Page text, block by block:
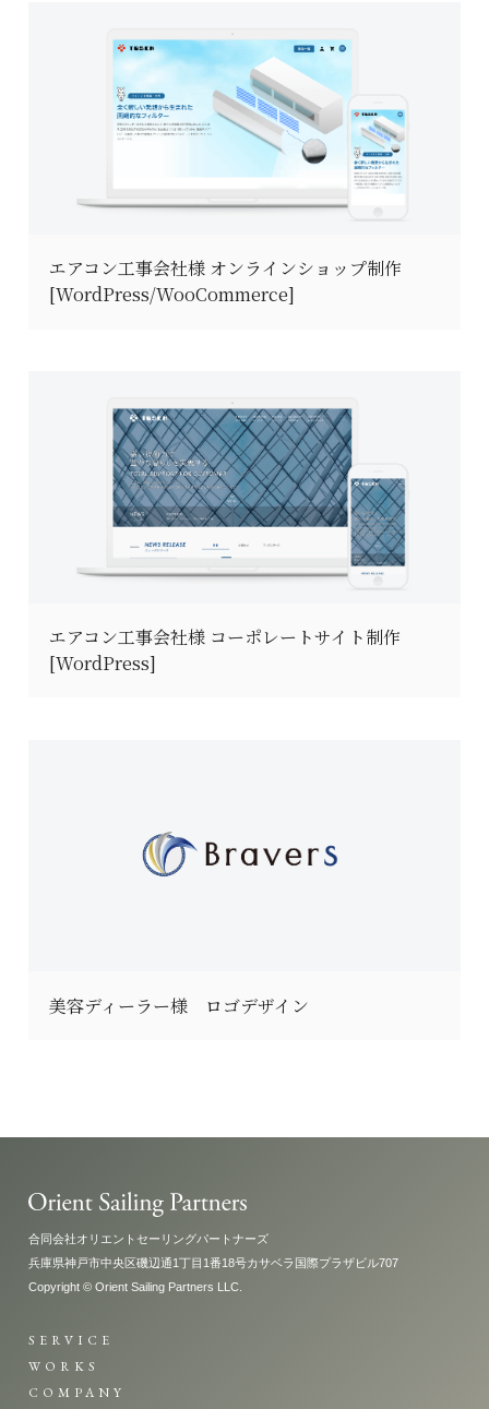
エアコン工事会社様 オンラインショップ制作
[WordPress/WooCommerce]
エアコン工事会社様 コーポレートサイト制作
[WordPress]
美容ディーラー様 ロゴデザイン
合同会社オリエントセーリングパートナーズ
兵庫県神戸市中央区磯辺通1丁目1番18号カサベラ国際プラザビル707
Copyright © Orient Sailing Partners LLC.
SERVICE
WORKS
COMPANY